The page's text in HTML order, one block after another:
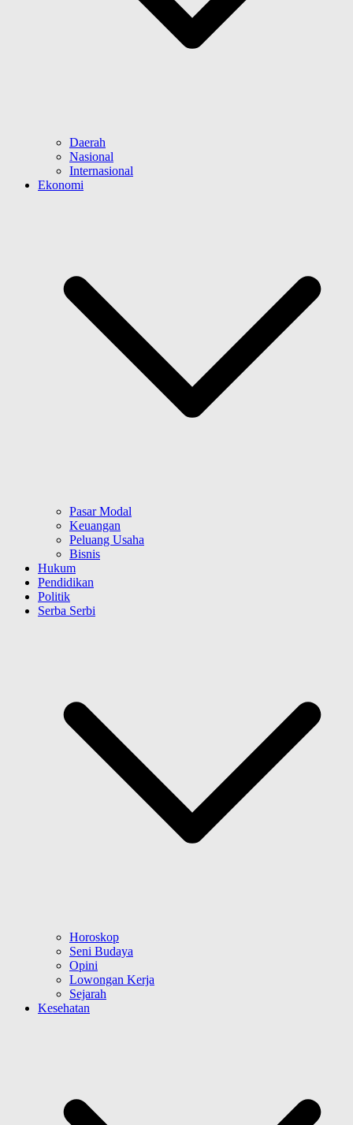
Daerah
Nasional
Internasional
Ekonomi
Pasar Modal
Keuangan
Peluang Usaha
Bisnis
Hukum
Pendidikan
Politik
Serba Serbi
Horoskop
Seni Budaya
Opini
Lowongan Kerja
Sejarah
Kesehatan